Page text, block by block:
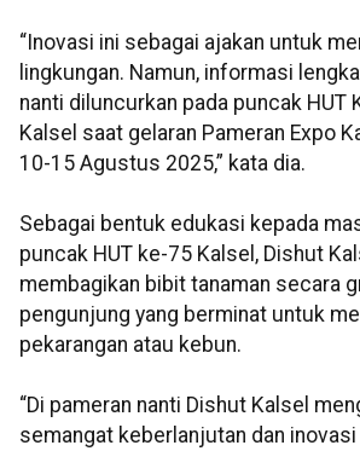
“Inovasi ini sebagai ajakan untuk
lingkungan. Namun, informasi
nanti diluncurkan pada puncak HUT
Kalsel saat gelaran Pameran Expo
10-15 Agustus 2025,” kata dia.
Sebagai bentuk edukasi kepada
puncak HUT ke-75 Kalsel, Dishut
membagikan bibit tanaman secara
pengunjung yang berminat untuk
pekarangan atau kebun.
“Di pameran nanti Dishut Kalsel
semangat keberlanjutan dan inovasi